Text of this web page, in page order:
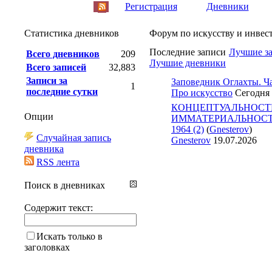
Регистрация Дневники
Форум по искусству и
Последние записи Лучшие
Лучшие дневники
Заповедник Оглахты.
Про искусство Сегодня
1964 (2) (Gnesterov)
Gnesterov 19.07.2026
Статистика дневников
Всего дневников
209
Всего записей
32,883
Записи за
последние сутки
1
Опции
Случайная запись
дневника
RSS лента
Поиск в дневниках
Содержит текст:
Искать только в
заголовках